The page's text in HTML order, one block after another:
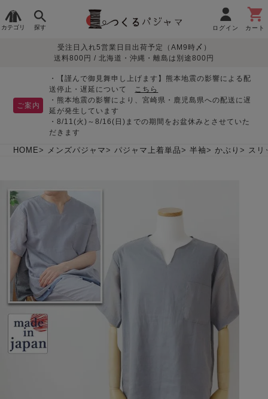
カテゴリ 探す ログイン カート
レディースパジャマ
春
メンズパジャマ
生地で
さがす
オーガニック素材 ガーゼ サテン織り
サッカー/ちぢみ 楊
柳
起毛/フランネル
目的別で
さがす
敏感肌用
パジャマ
入院・介護
胸が目立たない
マタニティ
体型別におすすめパジ
ャマ
年齢別におすすめパジ
生活雑貨 カタログギフト
デザインで
さがす
パジャマ
作務衣
羽織・バスロ
上着単品
夏パジャマ特集 つくるパジャマとは
お支払い・送料・配送
返品・交換について
会社概要 安心の日本製
受注日入れ5営業日目出荷予定（AM9時〆）
送料800円 / 北海道・沖縄・離島は別途800円
ご案内
・【謹んで御見舞申し上げます】熊本地震の影響による配
送停止・遅延について こちら
・熊本地震の影響により、宮崎県・鹿児島県への配送に遅
延が発生しています
・8/11(火)～8/16(日)までの期間をお盆休みとさせていた
だきます
HOME メンズパジャマ パジャマ上着単品 半袖 かぶり スリ